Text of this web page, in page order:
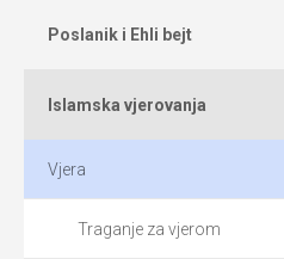
Poslanik i Ehli bejt
Islamska vjerovanja
Vjera
Traganje za vjerom